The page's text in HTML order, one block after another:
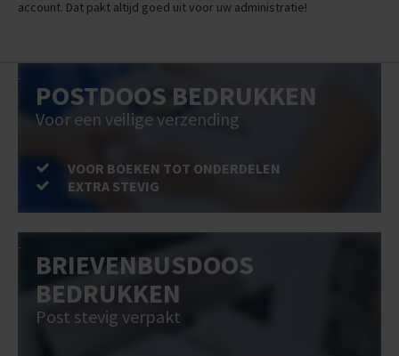
account. Dat pakt altijd goed uit voor uw administratie!
POSTDOOS BEDRUKKEN
Voor een veilige verzending
VOOR BOEKEN TOT ONDERDELEN
EXTRA STEVIG
BRIEVENBUSDOOS
BEDRUKKEN
Post stevig verpakt